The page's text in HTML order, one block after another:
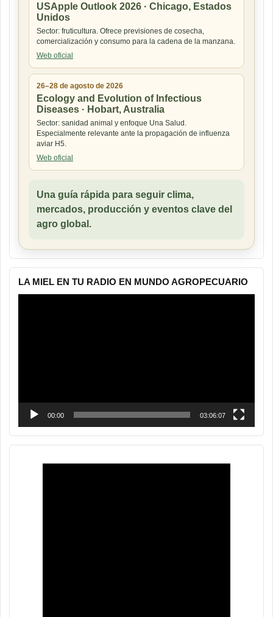
USApple Outlook 2026 · Chicago, Estados
Unidos
Sector: fruticultura. Ofrece previsiones de cosecha,
comercialización y consumo para la cadena de la manzana.
Web oficial
26–28 de agosto de 2026
Ecology and Evolution of Infectious
Diseases · Hobart, Australia
Sector: sanidad animal y enfoque Una Salud.
Especialmente relevante ante la propagación de influenza
aviar H5.
Web oficial
Una guía rápida para seguir clima,
mercados, producción y eventos clave del
agro global.
LA MIEL EN TU RADIO EN MUNDO AGROPECUARIO
00:00 03:06:07